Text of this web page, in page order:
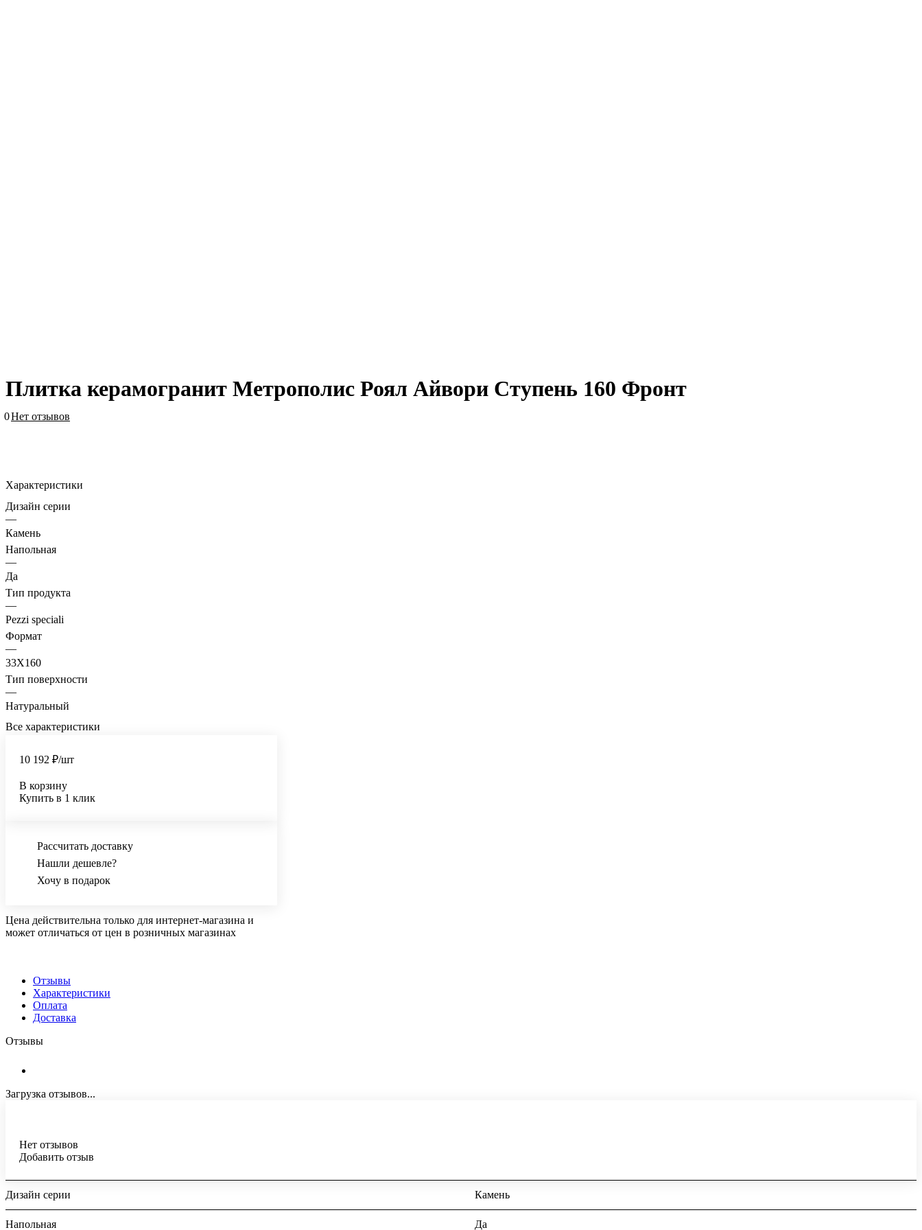
Плитка керамогранит Метрополис Роял Айвори Ступень 160 Фронт
0Нет отзывов
Характеристики
Дизайн серии
—
Камень
Напольная
—
Да
Тип продукта
—
Pezzi speciali
Формат
—
33X160
Тип поверхности
—
Натуральный
Все характеристики
10 192 ₽/шт
В корзину
Купить в 1 клик
Рассчитать доставку
Нашли дешевле?
Хочу в подарок
Цена действительна только для интернет-магазина и
может отличаться от цен в розничных магазинах
Отзывы
Характеристики
Оплата
Доставка
Отзывы
Загрузка отзывов...
Нет отзывов
Добавить отзыв
Дизайн серии Камень
Напольная Да